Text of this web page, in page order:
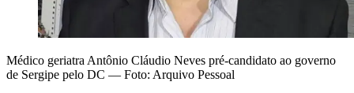
Médico geriatra Antônio Cláudio Neves pré-candidato ao governo
de Sergipe pelo DC — Foto: Arquivo Pessoal